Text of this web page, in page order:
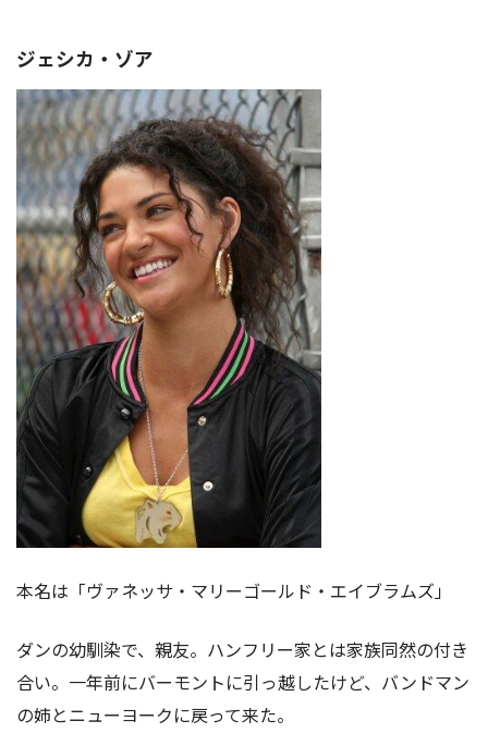
ジェシカ・ゾア
本名は「ヴァネッサ・マリーゴールド・エイブラムズ」
ダンの幼馴染で、親友。ハンフリー家とは家族同然の付き
合い。一年前にバーモントに引っ越したけど、バンドマン
の姉とニューヨークに戻って来た。